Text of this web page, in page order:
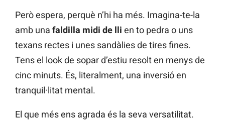
Però espera, perquè n’hi ha més. Imagina-te-la
amb una faldilla midi de lli en to pedra o uns
texans rectes i unes sandàlies de tires fines.
Tens el look de sopar d’estiu resolt en menys de
cinc minuts. És, literalment, una inversió en
tranquil·litat mental.
El que més ens agrada és la seva versatilitat.